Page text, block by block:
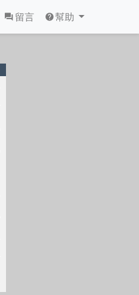
留言 幫助